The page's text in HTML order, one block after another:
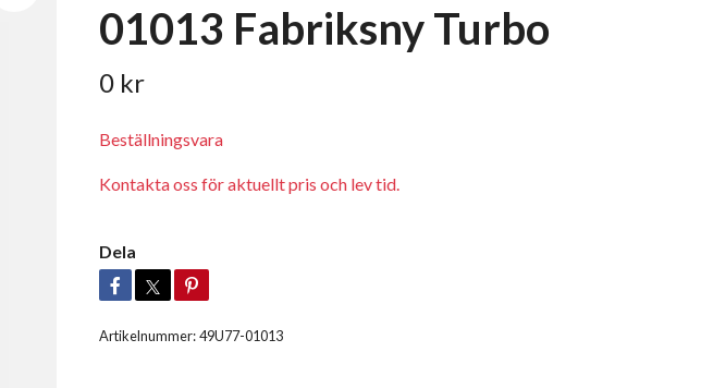
01013 Fabriksny Turbo
0 kr
Beställningsvara
Kontakta oss för aktuellt pris och lev tid.
Dela
Artikelnummer:49U77-01013